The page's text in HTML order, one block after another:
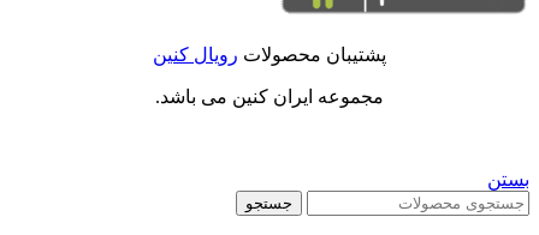
پشتیبان محصولات رویال کنین
مجموعه ایران کنین می باشد.
بستن
جستجو